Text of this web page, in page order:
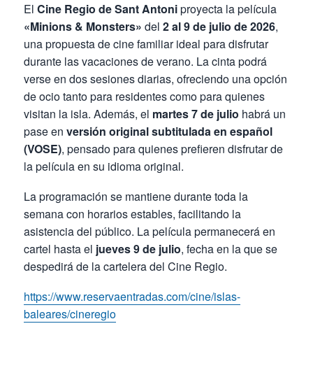
El Cine Regio de Sant Antoniproyecta la película
«Minions & Monsters» del 2 al 9 de julio de 2026,
una propuesta de cine familiar ideal para disfrutar
durante las vacaciones de verano. La cinta podrá
verse en dos sesiones diarias, ofreciendo una opción
de ocio tanto para residentes como para quienes
visitan la isla. Además, el martes 7 de julio habrá un
pase en versión original subtitulada en español
(VOSE), pensado para quienes prefieren disfrutar de
la película en su idioma original.
La programación se mantiene durante toda la
semana con horarios estables, facilitando la
asistencia del público. La película permanecerá en
cartel hasta el jueves 9 de julio, fecha en la que se
despedirá de la cartelera del Cine Regio.
https://www.reservaentradas.com/cine/islas-
baleares/cineregio